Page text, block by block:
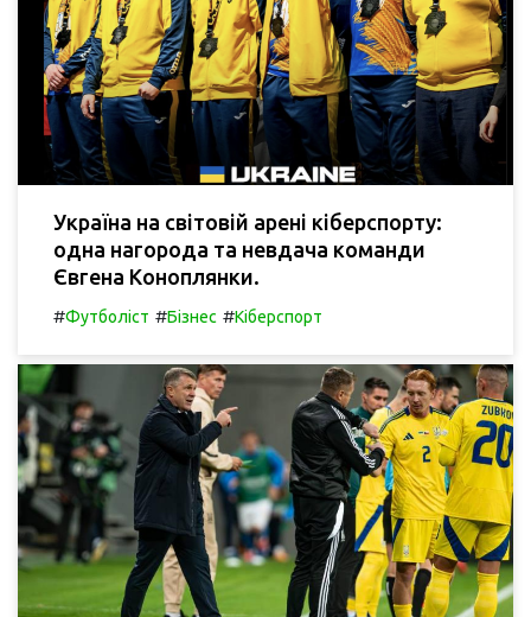
Україна на світовій арені кіберспорту:
одна нагорода та невдача команди
Євгена Коноплянки.
#Футболіст #Бізнес #Кіберспорт